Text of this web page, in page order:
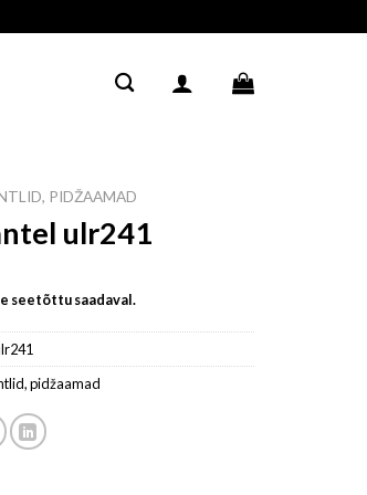
PIDŽAAMAD
ulr241
seetõttu saadaval.
pidžaamad